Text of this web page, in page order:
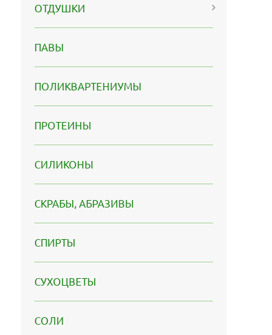
ОТДУШКИ
ПАВЫ
ПОЛИКВАРТЕНИУМЫ
ПРОТЕИНЫ
СИЛИКОНЫ
СКРАБЫ, АБРАЗИВЫ
СПИРТЫ
СУХОЦВЕТЫ
СОЛИ